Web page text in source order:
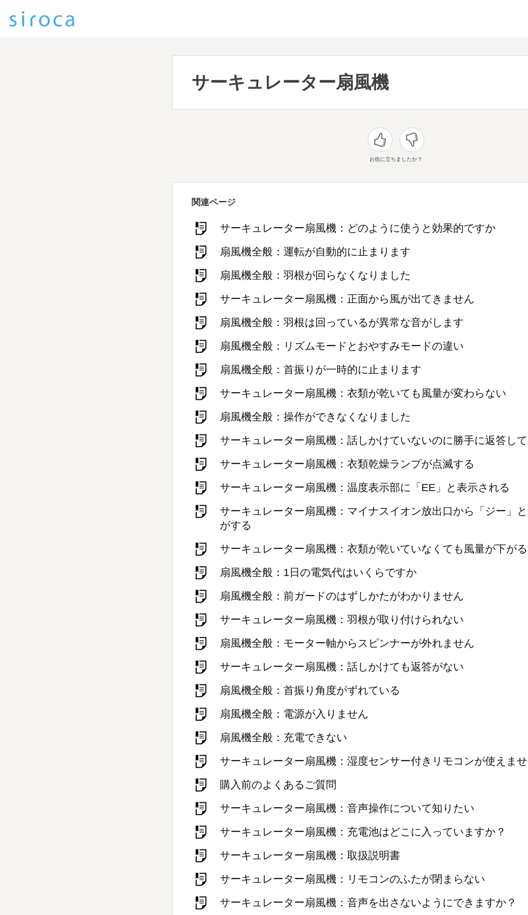
サーキュレーター扇風機
お役に立ちましたか？
関連ページ
サーキュレーター扇風機：どのように使うと効果的ですか
扇風機全般：運転が自動的に止まります
扇風機全般：羽根が回らなくなりました
サーキュレーター扇風機：正面から風が出てきません
扇風機全般：羽根は回っているが異常な音がします
扇風機全般：リズムモードとおやすみモードの違い
扇風機全般：首振りが一時的に止まります
サーキュレーター扇風機：衣類が乾いても風量が変わらない
扇風機全般：操作ができなくなりました
サーキュレーター扇風機：話しかけていないのに勝手に返答し
サーキュレーター扇風機：衣類乾燥ランプが点滅する
サーキュレーター扇風機：温度表示部に「EE」と表示される
サーキュレーター扇風機：マイナスイオン放出口から「ジー」
がする
サーキュレーター扇風機：衣類が乾いていなくても風量が下がる
扇風機全般：1日の電気代はいくらですか
扇風機全般：前ガードのはずしかたがわかりません
サーキュレーター扇風機：羽根が取り付けられない
扇風機全般：モーター軸からスピンナーが外れません
サーキュレーター扇風機：話しかけても返答がない
扇風機全般：首振り角度がずれている
扇風機全般：電源が入りません
扇風機全般：充電できない
サーキュレーター扇風機：湿度センサー付きリモコンが使えま
購入前のよくあるご質問
サーキュレーター扇風機：音声操作について知りたい
サーキュレーター扇風機：充電池はどこに入っていますか？
サーキュレーター扇風機：取扱説明書
サーキュレーター扇風機：リモコンのふたが閉まらない
サーキュレーター扇風機：音声を出さないようにできますか？